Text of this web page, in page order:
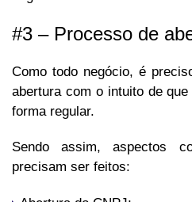
#3 – Processo de
Como todo negócio, é
abertura com o intuito de
forma regular.
Sendo assim, aspectos
precisam ser feitos: